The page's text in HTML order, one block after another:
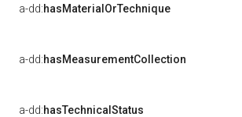
a-dd:hasMaterialOrTechnique
a-dd:hasMeasurementCollection
a-dd:hasTechnicalStatus